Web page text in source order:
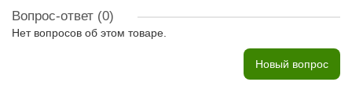
Вопрос-ответ (0)
Нет вопросов об этом товаре.
Новый вопрос